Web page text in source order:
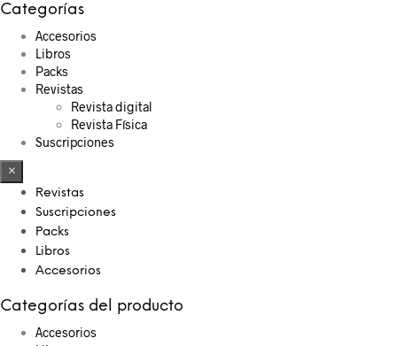
Categorías
Accesorios
Libros
Packs
Revistas
Revista digital
Revista Física
Suscripciones
×
Revistas
Suscripciones
Packs
Libros
Accesorios
Categorías del producto
Accesorios